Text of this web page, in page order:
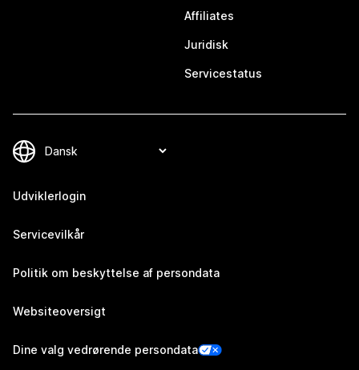
Affiliates
Juridisk
Servicestatus
Udviklerlogin
Servicevilkår
Politik om beskyttelse af persondata
Websiteoversigt
Dine valg vedrørende persondata